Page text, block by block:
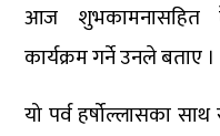
आज शुभकामनासहित
कार्यक्रम गर्ने उनले बताए ।
यो पर्व हर्षोल्लासका